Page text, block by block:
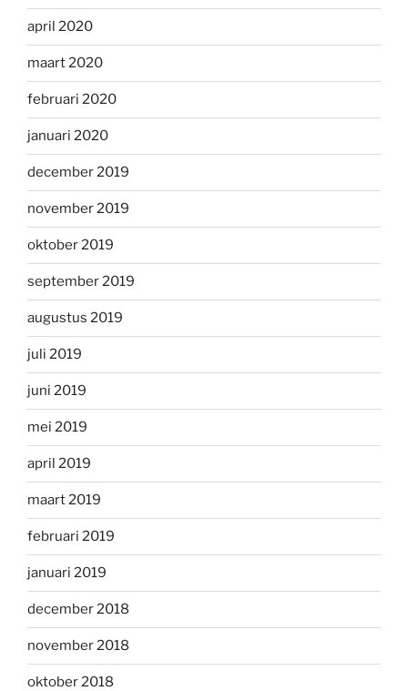
april 2020
maart 2020
februari 2020
januari 2020
december 2019
november 2019
oktober 2019
september 2019
augustus 2019
juli 2019
juni 2019
mei 2019
april 2019
maart 2019
februari 2019
januari 2019
december 2018
november 2018
oktober 2018